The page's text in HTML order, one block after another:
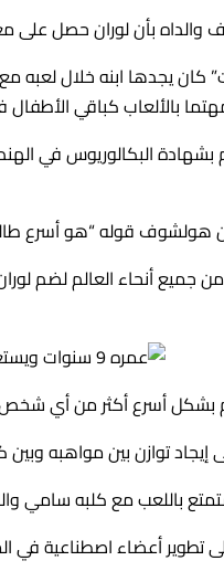
بأن لوران حصل على معدل ذكاء
كان يجدها ابنه خلال
بالألعاب كباقي
البكالوريوس في
قوله “هو أسرع طالب
أنحاء العالم لضم
بشكل أسرع أكثر من أي شخص
إيجاد توازن بين مواهبه وبين
باللعب مع كلبه سامي
تطوير أعضاء اصطناعية في